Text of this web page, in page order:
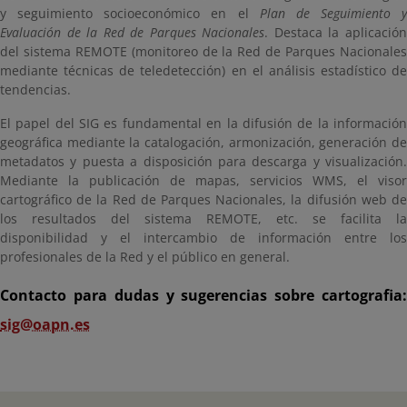
y seguimiento socioeconómico en el Plan de Seguimiento y
Evaluación de la Red de Parques Nacionales. Destaca la aplicación
del sistema REMOTE (monitoreo de la Red de Parques Nacionales
mediante técnicas de teledetección) en el análisis estadístico de
tendencias.
El papel del SIG es fundamental en la difusión de la información
geográfica mediante la catalogación, armonización, generación de
metadatos y puesta a disposición para descarga y visualización.
Mediante la publicación de mapas, servicios WMS, el visor
cartográfico de la Red de Parques Nacionales, la difusión web de
los resultados del sistema REMOTE, etc. se facilita la
disponibilidad y el intercambio de información entre los
profesionales de la Red y el público en general.
Contacto para dudas y sugerencias sobre cartografia:
sig@oapn.es